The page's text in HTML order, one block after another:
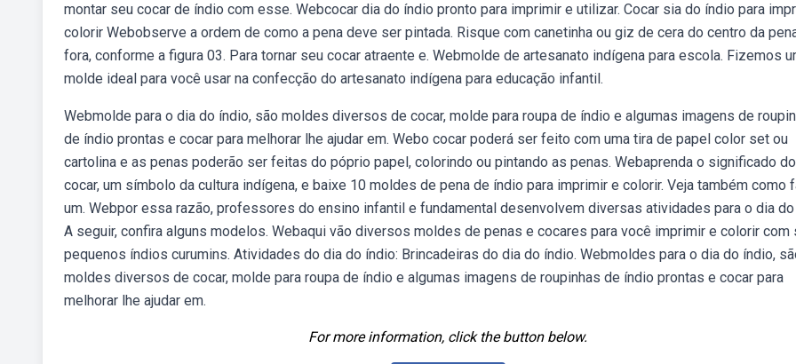
montar seu cocar de índio com esse. Webcocar dia do índio pronto para imprimir e utilizar. Cocar sia do índio para
colorir Webobserve a ordem de como a pena deve ser pintada. Risque com canetinha ou giz de cera do centro da
fora, conforme a figura 03. Para tornar seu cocar atraente e. Webmolde de artesanato indígena para escola. Fizemos
molde ideal para você usar na confecção do artesanato indígena para educação infantil.
Webmolde para o dia do índio, são moldes diversos de cocar, molde para roupa de índio e algumas imagens de
de índio prontas e cocar para melhorar lhe ajudar em. Webo cocar poderá ser feito com uma tira de papel color set ou
cartolina e as penas poderão ser feitas do póprio papel, colorindo ou pintando as penas. Webaprenda o significado do
cocar, um símbolo da cultura indígena, e baixe 10 moldes de pena de índio para imprimir e colorir. Veja também como
um. Webpor essa razão, professores do ensino infantil e fundamental desenvolvem diversas atividades para o dia do
A seguir, confira alguns modelos. Webaqui vão diversos moldes de penas e cocares para você imprimir e colorir com
pequenos índios curumins. Atividades do dia do índio: Brincadeiras do dia do índio. Webmoldes para o dia do índio,
moldes diversos de cocar, molde para roupa de índio e algumas imagens de roupinhas de índio prontas e cocar para
melhorar lhe ajudar em.
For more information, click the button below.